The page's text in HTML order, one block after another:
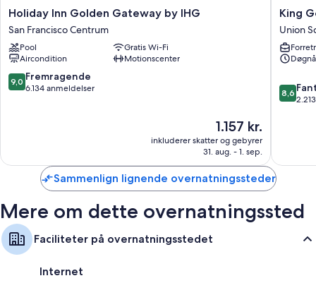
Holiday
Inn
Golden
Gateway
by
IHG
San
Holiday Inn Golden Gateway by IHG
San Francisco Centrum
Pool
Gratis Wi-Fi
Aircondition
Motionscenter
9.0
ud
9,0 Fremragende
6.134 anmeldelser
Prisen
er
1.157 kr.
1.157 kr.
inkluderer skatter og gebyrer
31. aug. - 1. sep.
King
George
Hotel
Union
Square
King
Union
8.6
ud
8,6
Sammenlign lignende overnatningssteder
Mere om dette overnatningssted
Faciliteter på overnatningsstedet
Internet